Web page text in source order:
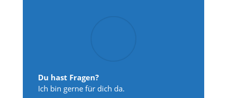
Du hast Fragen?
Ich bin gerne für dich da.